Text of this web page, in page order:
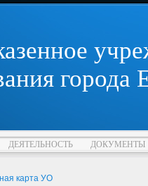
города
ДЕЯТЕЛЬНОСТЬ ДОКУМЕНТЫ
карта УО